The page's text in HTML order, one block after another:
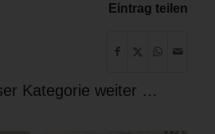
Eintrag teilen
Kategorie weiter …